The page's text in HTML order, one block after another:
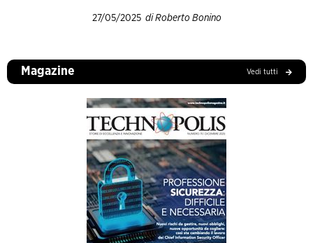
27/05/2025 di Roberto Bonino
Magazine Vedi tutti